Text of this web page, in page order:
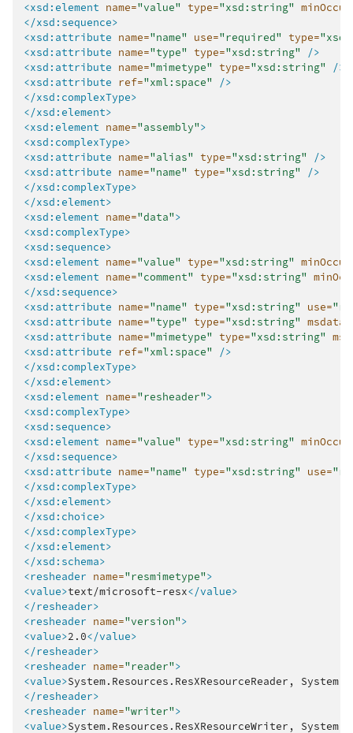
<xsd:element name="value" type="xsd:string"
</xsd:sequence>
<xsd:attribute name="name" use="required" type=
<xsd:attribute name="type" type="xsd:string"
/>
<xsd:attribute name="mimetype" type="xsd:string"
/>
<xsd:attribute ref="xml:space"
/>
</xsd:complexType>
</xsd:element>
<xsd:element name="assembly">
<xsd:complexType>
<xsd:attribute name="alias" type="xsd:string"
/>
<xsd:attribute name="name" type="xsd:string"
/>
</xsd:complexType>
</xsd:element>
<xsd:element name="data">
<xsd:complexType>
<xsd:sequence>
<xsd:element name="value" type="xsd:string"
<xsd:element name="comment" type="xsd:string"
</xsd:sequence>
<xsd:attribute name="name" type="xsd:string" use=
<xsd:attribute name="type" type="xsd:string"
<xsd:attribute name="mimetype" type="xsd:string"
<xsd:attribute ref="xml:space"
/>
</xsd:complexType>
</xsd:element>
<xsd:element name="resheader">
<xsd:complexType>
<xsd:sequence>
<xsd:element name="value" type="xsd:string"
</xsd:sequence>
<xsd:attribute name="name" type="xsd:string" use=
</xsd:complexType>
</xsd:element>
</xsd:choice>
</xsd:complexType>
</xsd:element>
</xsd:schema>
<resheader name="resmimetype">
<value>text/microsoft-resx</value>
</resheader>
<resheader name="version">
<value>2.0</value>
</resheader>
<resheader name="reader">
<value>System.Resources.ResXResourceReader,
</resheader>
<resheader name="writer">
<value>System.Resources.ResXResourceWriter,